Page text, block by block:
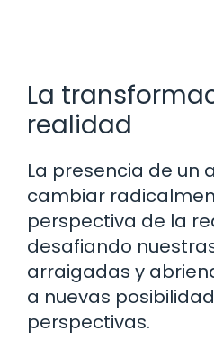
La
realidad
La presencia de un
cambiar
perspectiva de la
desafiando
arraigadas y
a nuevas
perspectivas.